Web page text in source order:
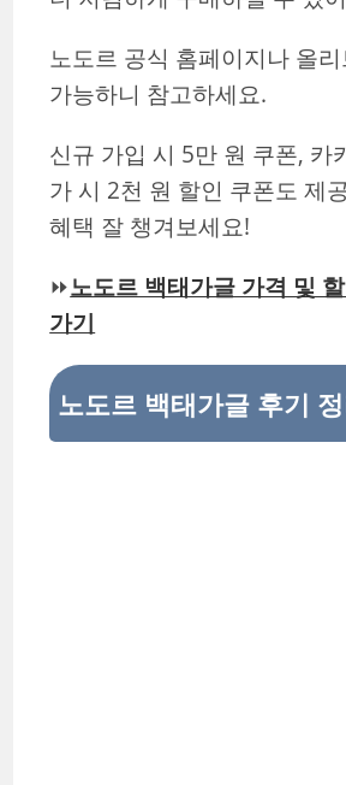
노도르 공식 홈페이지나 올
가능하니 참고하세요.
신규 가입 시 5만 원 쿠폰, 카
가 시 2천 원 할인 쿠폰도 제
혜택 잘 챙겨보세요!
⏩노도르 백태가글 가격 및
가기
노도르 백태가글 후기